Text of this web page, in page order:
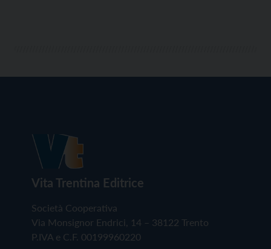
Vita Trentina Editrice
Società Cooperativa
Via Monsignor Endrici, 14 – 38122 Trento
P.IVA e C.F. 00199960220